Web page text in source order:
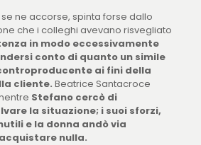
ne accorse, spinta forse dallo
che i colleghi avevano risvegliato
in modo eccessivamente
conto di quanto un simile
ai fini della
cliente. Beatrice Santacroce
Stefano cercò di
la situazione; i suoi sforzi,
e la donna andò via
nulla.